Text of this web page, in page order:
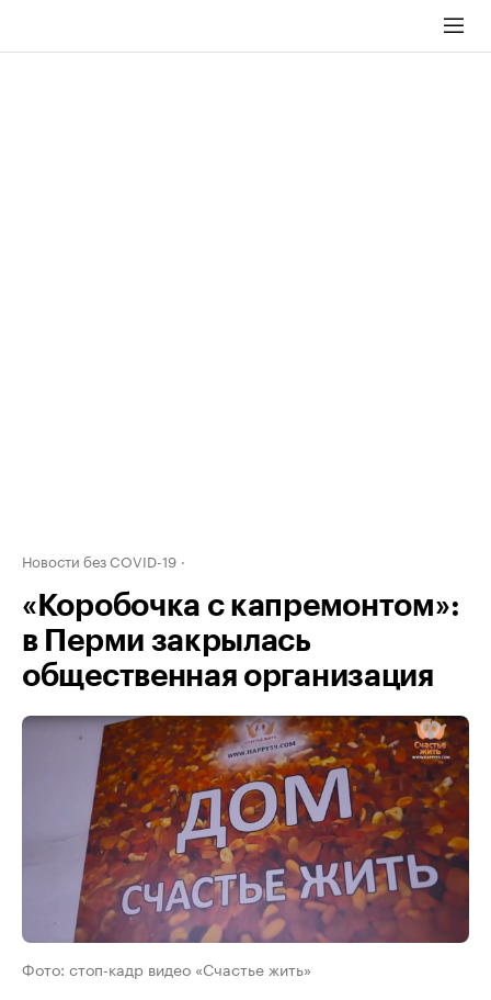
Новости без COVID-19
«Коробочка с капремонтом»:
в Перми закрылась
общественная организация
Фото: стоп-кадр видео «Счастье жить»